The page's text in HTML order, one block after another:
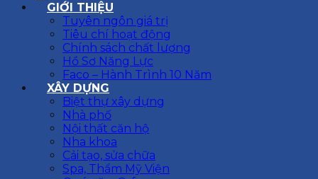
GIỚI THIỆU
Tuyên ngôn giá trị
Tiêu chí hoạt động
Chính sách chất lượng
Hồ Sơ Năng Lực
Faco – Hành Trình 10 Năm
XÂY DỰNG
Biệt thự xây dựng
Nhà phố
Nội thất căn hộ
Nha khoa
Cải tạo, sửa chữa
Spa, Thẩm Mỹ Viện